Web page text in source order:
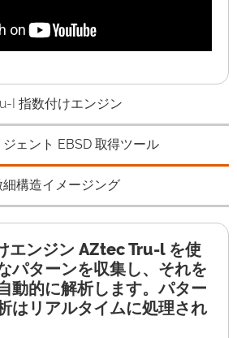
I 指数付けエンジン
ェント EBSD 取得ツール
細構造イメージング
エンジン AZtec Tru-l を使
パターンを収集し、それを
動的に解析します。パター
はリアルタイムに処理され